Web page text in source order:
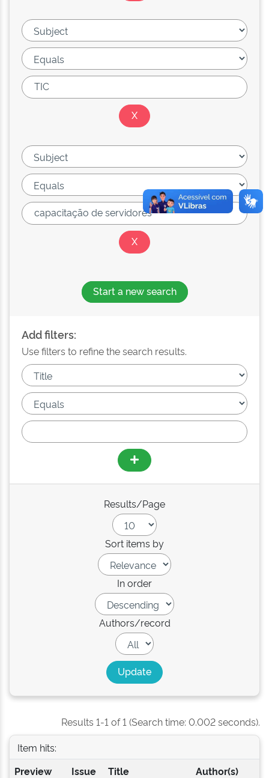
Start a new search
Add filters:
Use filters to refine the search results.
Results/Page
Sort items by
In order
Authors/record
Results 1-1 of 1 (Search time: 0.002 seconds).
Item hits:
Preview
Issue
Title Author(s)